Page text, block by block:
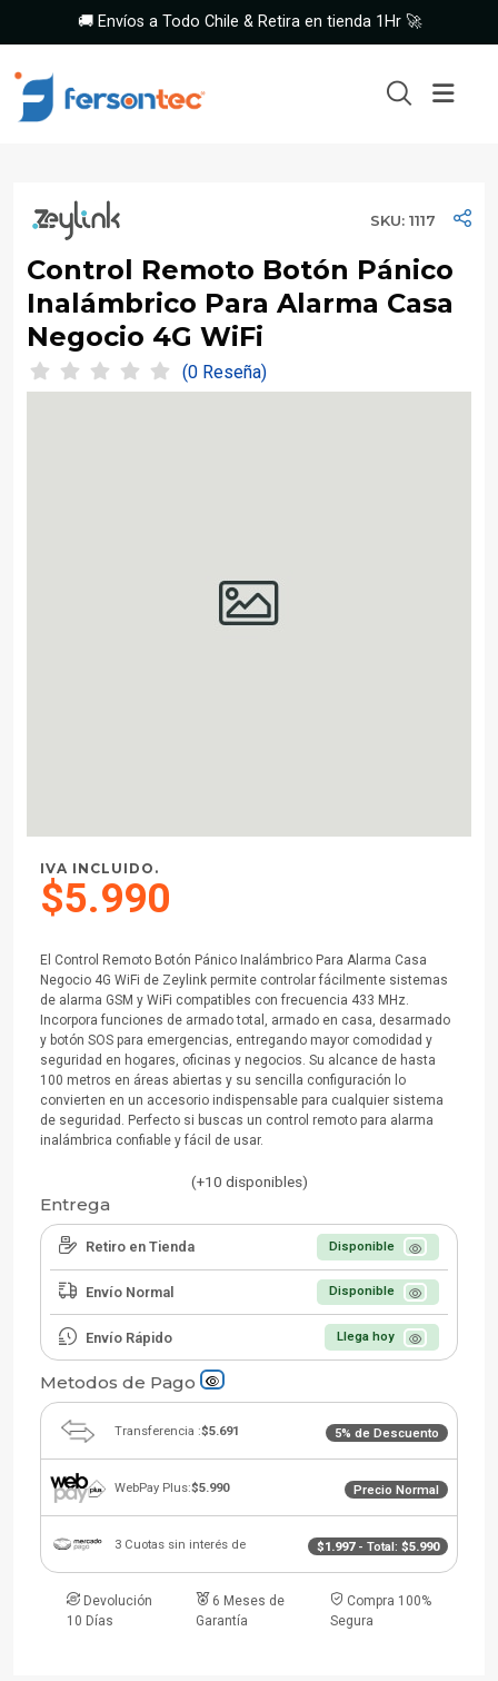
🚚 Envíos a Todo Chile & Retira en tienda 1Hr 🚀
SKU: 1117
Control Remoto Botón Pánico
Inalámbrico Para Alarma Casa
Negocio 4G WiFi
(0 Reseña)
IVA INCLUIDO.
$5.990
El Control Remoto Botón Pánico Inalámbrico Para Alarma Casa
Negocio 4G WiFi de Zeylink permite controlar fácilmente sistemas
de alarma GSM y WiFi compatibles con frecuencia 433 MHz.
Incorpora funciones de armado total, armado en casa, desarmado
y botón SOS para emergencias, entregando mayor comodidad y
seguridad en hogares, oficinas y negocios. Su alcance de hasta
100 metros en áreas abiertas y su sencilla configuración lo
convierten en un accesorio indispensable para cualquier sistema
de seguridad. Perfecto si buscas un control remoto para alarma
inalámbrica confiable y fácil de usar.
(+10 disponibles)
Entrega
Retiro en Tienda Disponible
Envío Normal Disponible
Envío Rápido Llega hoy
Metodos de Pago
Transferencia :$5.691 5% de Descuento
WebPay Plus:$5.990 Precio Normal
3 Cuotas sin interés de $1.997- Total: $5.990
Devolución
10 Días
6 Meses de
Garantía
Compra 100%
Segura